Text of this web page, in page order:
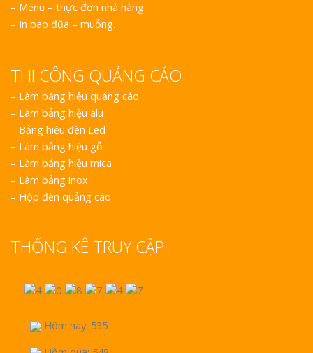
– Menu – thực đơn nhà hàng
– In bao đũa – muỗng.
THI CÔNG QUẢNG CÁO
– Làm bảng hiệu quảng cáo
– Làm bảng hiệu alu
– Bảng hiệu đèn Led
– Làm bảng hiệu gỗ
– Làm bảng hiệu mica
– Làm bảng inox
– Hộp đèn quảng cáo
THỐNG KÊ TRUY CẬP
Hôm nay: 535